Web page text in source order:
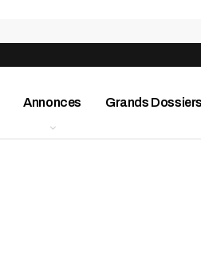
Annonces Grands Dossiers